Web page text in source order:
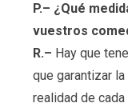
P.– ¿Qué
vuestros
R.– Hay que
que garantizar
realidad de